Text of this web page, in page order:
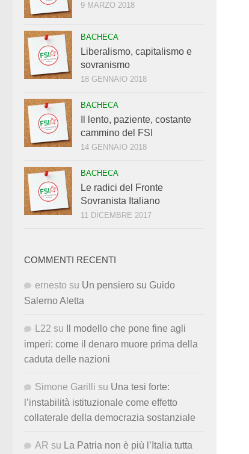
9 MARZO 2018
BACHECA
Liberalismo, capitalismo e
sovranismo
18 GENNAIO 2018
BACHECA
Il lento, paziente, costante
cammino del FSI
14 GENNAIO 2018
BACHECA
Le radici del Fronte
Sovranista Italiano
11 DICEMBRE 2017
COMMENTI RECENTI
ernesto su Un pensiero su Guido
Salerno Aletta
L22 su
Il modello che pone fine agli
imperi: come il denaro muore prima della
caduta delle nazioni
Simone Garilli su Una tesi forte:
l’instabilità istituzionale come effetto
collaterale della democrazia sostanziale
AR su La Patria non è più l’Italia tutta